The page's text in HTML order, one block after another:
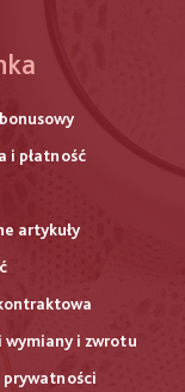
i płatność
artykuły
wymiany i zwrotu
prywatności